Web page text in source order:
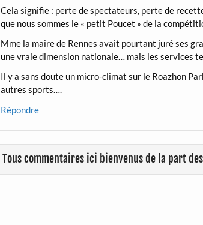
Cela signifie : perte de spectateurs, perte de
que nous sommes le « petit Poucet » de la
Mme la maire de Rennes avait pourtant juré ses
une vraie dimension nationale… mais les services
Il y a sans doute un micro-climat sur le Roazhon
autres sports….
Répondre
Tous commentaires ici bienvenus de la part